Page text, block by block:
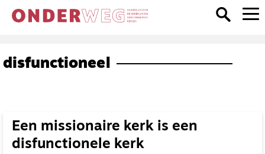
disfunctioneel
Een missionaire kerk is een
disfunctionele kerk